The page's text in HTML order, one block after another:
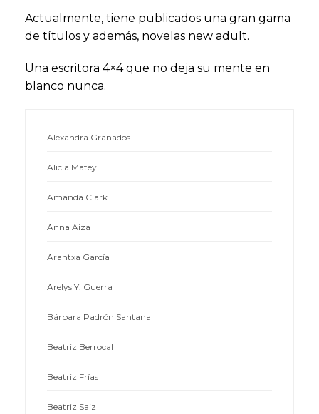
Actualmente, tiene publicados una gran gama
de títulos y además, novelas new adult.
Una escritora 4×4 que no deja su mente en
blanco nunca.
Alexandra Granados
Alicia Matey
Amanda Clark
Anna Aiza
Arantxa García
Arelys Y. Guerra
Bárbara Padrón Santana
Beatriz Berrocal
Beatriz Frías
Beatriz Saiz